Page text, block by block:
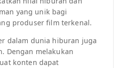
yang unik bagi
produser film terkenal.
dalam dunia hiburan juga
Dengan melakukan
konten dapat